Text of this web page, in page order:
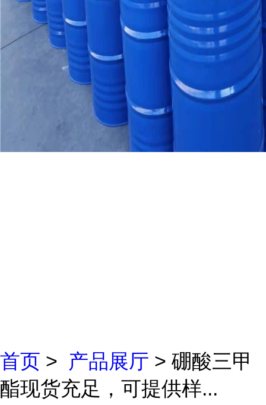
首页 > 产品展厅 > 硼酸三甲
酯现货充足，可提供样...